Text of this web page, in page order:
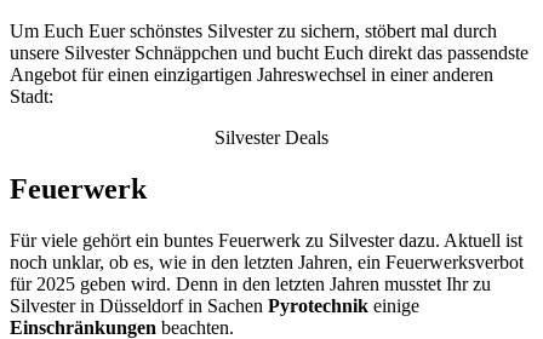
Um Euch Euer schönstes Silvester zu sichern, stöbert mal durch
unsere Silvester Schnäppchen und bucht Euch direkt das passendste
Angebot für einen einzigartigen Jahreswechsel in einer anderen
Stadt:
Silvester Deals
Feuerwerk
Für viele gehört ein buntes Feuerwerk zu Silvester dazu. Aktuell ist
noch unklar, ob es, wie in den letzten Jahren, ein Feuerwerksverbot
für 2025 geben wird. Denn in den letzten Jahren musstet Ihr zu
Silvester in Düsseldorf in Sachen Pyrotechnik einige
Einschränkungen beachten.